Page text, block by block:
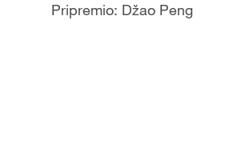
Pripremio: Džao Peng